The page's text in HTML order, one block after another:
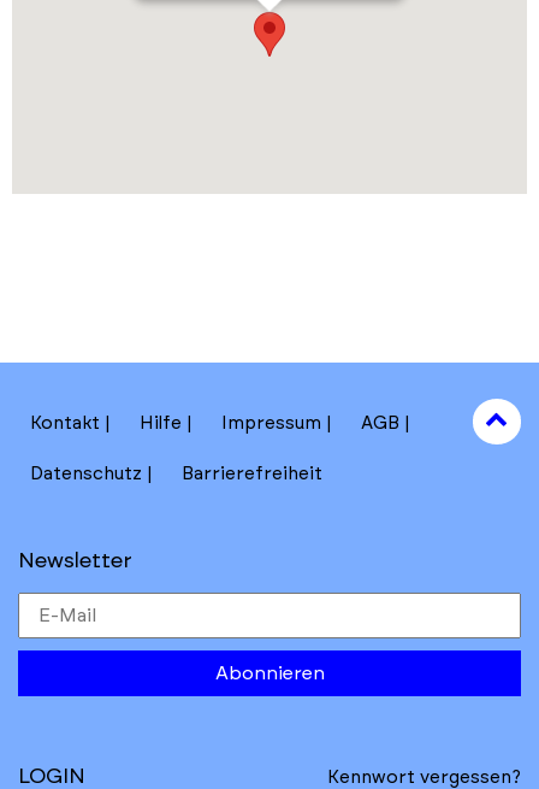
Kontakt Hilfe Impressum AGB
Datenschutz Barrierefreiheit
Newsletter
Abonnieren
to
top
LOGIN Kennwort vergessen?